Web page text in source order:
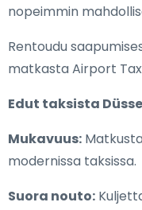
nopeimmin
Rentoudu
matkasta Airport
Edut taksista
Mukavuus:
modernissa taksissa.
Suora nouto: